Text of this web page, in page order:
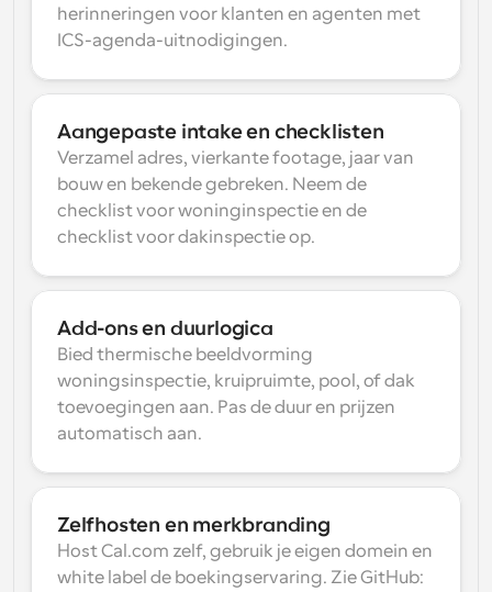
herinneringen voor klanten en agenten met
ICS-agenda-uitnodigingen.
Aangepaste intake en checklisten
Verzamel adres, vierkante footage, jaar van
bouw en bekende gebreken. Neem de
checklist voor woninginspectie en de
checklist voor dakinspectie op.
Add-ons en duurlogica
Bied thermische beeldvorming
woningsinspectie, kruipruimte, pool, of dak
toevoegingen aan. Pas de duur en prijzen
automatisch aan.
Zelfhosten en merkbranding
Host Cal.com zelf, gebruik je eigen domein en
white label de boekingservaring. Zie GitHub: